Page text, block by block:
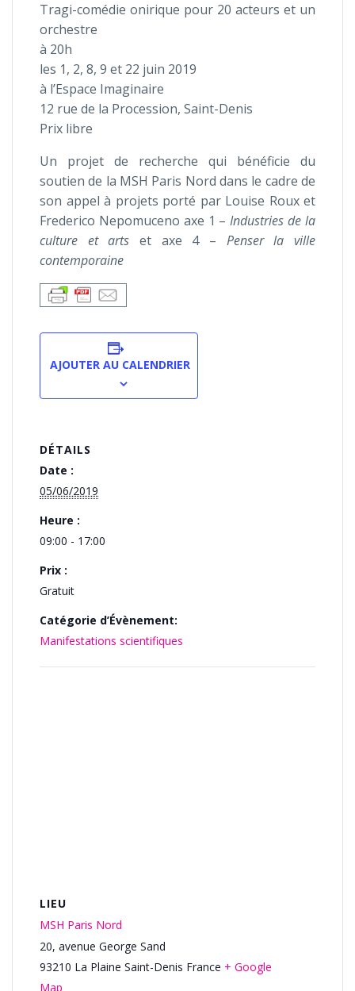
Tragi-comédie onirique pour 20 acteurs et un
orchestre
à 20h
les 1, 2, 8, 9 et 22 juin 2019
à l’Espace Imaginaire
12 rue de la Procession, Saint-Denis
Prix libre
Un projet de recherche qui bénéficie du
soutien de la MSH Paris Nord dans le cadre de
son appel à projets porté par Louise Roux et
Frederico Nepomuceno axe 1 – Industries de la
culture et arts et axe 4 – Penser la ville
contemporaine
AJOUTER AU CALENDRIER
DÉTAILS
Date :
05/06/2019
Heure :
09:00 - 17:00
Prix :
Gratuit
Catégorie d’Évènement:
Manifestations scientifiques
LIEU
MSH Paris Nord
20, avenue George Sand
93210 La Plaine Saint-Denis France + Google
Map